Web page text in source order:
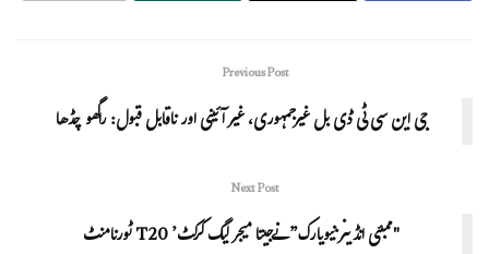
Previous Post
جی این سی ٹی ڈی بل غیرجمہوری، غیر آئینی اور ناقابل قبول: راگھو چڈھا
Next Post
"ممبئی انڈینز نیویارک” نےجیتا میجر لیگ کرکٹ’ T20 ٹورنامنٹ